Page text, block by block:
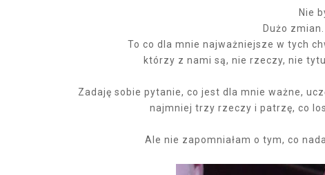
Nie
Dużo
To co dla mnie najważniejsze w tych
którzy z nami są, nie rzeczy, nie
Zadaję sobie pytanie, co jest dla mnie ważne,
najmniej trzy rzeczy i patrzę, co
Ale nie zapomniałam o tym, co